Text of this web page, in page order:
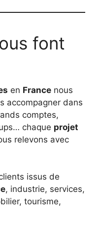
font
en France nous
accompagner dans
comptes,
chaque projet
relevons avec
issus de
, industrie, services,
tourisme,